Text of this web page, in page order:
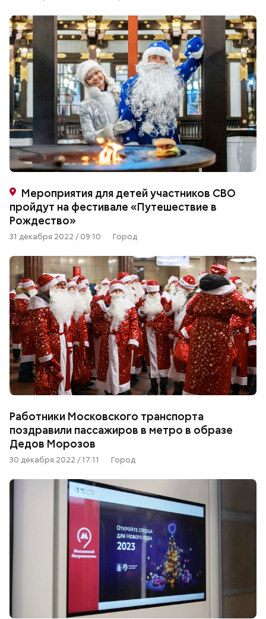
Мероприятия для детей участников СВО
пройдут на фестивале «Путешествие в
Рождество»
31 декабря 2022 / 09:10 Город
Работники Московского транспорта
поздравили пассажиров в метро в образе
Дедов Морозов
30 декабря 2022 / 17:11 Город